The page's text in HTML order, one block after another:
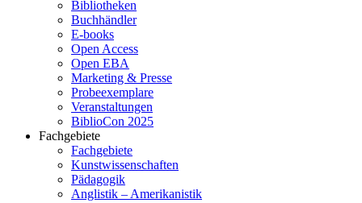
Bibliotheken
Buchhändler
E-books
Open Access
Open EBA
Marketing & Presse
Probeexemplare
Veranstaltungen
BiblioCon 2025
Fachgebiete
Fachgebiete
Kunstwissenschaften
Pädagogik
Anglistik – Amerikanistik